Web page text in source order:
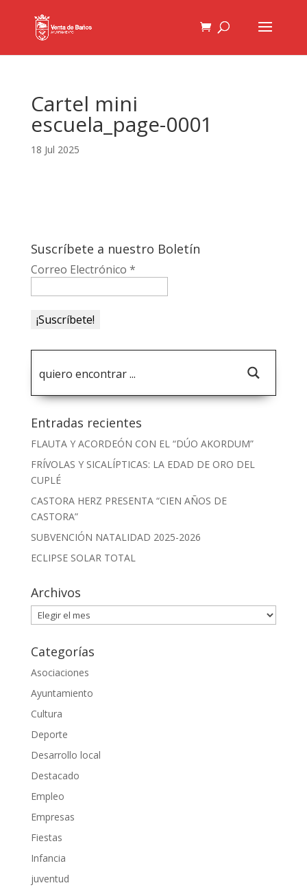
Cartel mini
escuela_page-0001
18 Jul 2025
Suscríbete a nuestro Boletín
Correo Electrónico *
Entradas recientes
FLAUTA Y ACORDEÓN CON EL “DÚO AKORDUM”
FRÍVOLAS Y SICALÍPTICAS: LA EDAD DE ORO DEL
CUPLÉ
CASTORA HERZ PRESENTA “CIEN AÑOS DE
CASTORA”
SUBVENCIÓN NATALIDAD 2025-2026
ECLIPSE SOLAR TOTAL
Archivos
Archivos
Categorías
Asociaciones
Ayuntamiento
Cultura
Deporte
Desarrollo local
Destacado
Empleo
Empresas
Fiestas
Infancia
juventud